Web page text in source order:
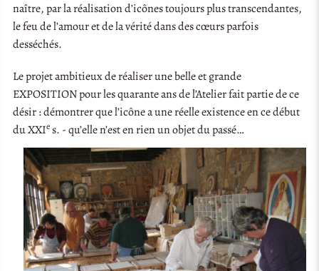
naître, par la réalisation d’icônes toujours plus transcendantes,
le feu de l’amour et de la vérité dans des cœurs parfois
desséchés.
Le projet ambitieux de réaliser une belle et grande
EXPOSITION pour les quarante ans de l’Atelier fait partie de ce
désir : démontrer que l’icône a une réelle existence en ce début
du XXIes. - qu’elle n’est en rien un objet du passé…